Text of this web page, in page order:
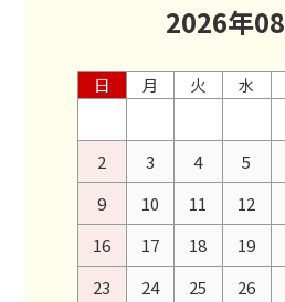
2026年08
日 月 火 水
2
3 4 5
9
10 11 12
16
17 18 19
23
24 25 26